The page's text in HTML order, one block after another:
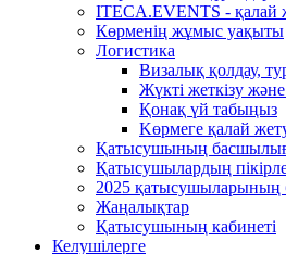
ITECA.EVENTS - қалай
Көрменің жұмыс уақыты
Логистика
Визалық қолдау,
Жүкті жеткізу
Қонақ үй табыңыз
Kөрмеге қалай
Қатысушының
Қатысушылардың
2025 қатысушыларының
Жаңалықтар
Қатысушының кабинеті
Келушілерге